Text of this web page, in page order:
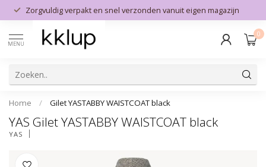
Zorgvuldig verpakt en snel verzonden vanuit eigen magazijn
MENU
0
Home / Gilet YASTABBY WAISTCOAT black
YAS Gilet YASTABBY WAISTCOAT black
YAS